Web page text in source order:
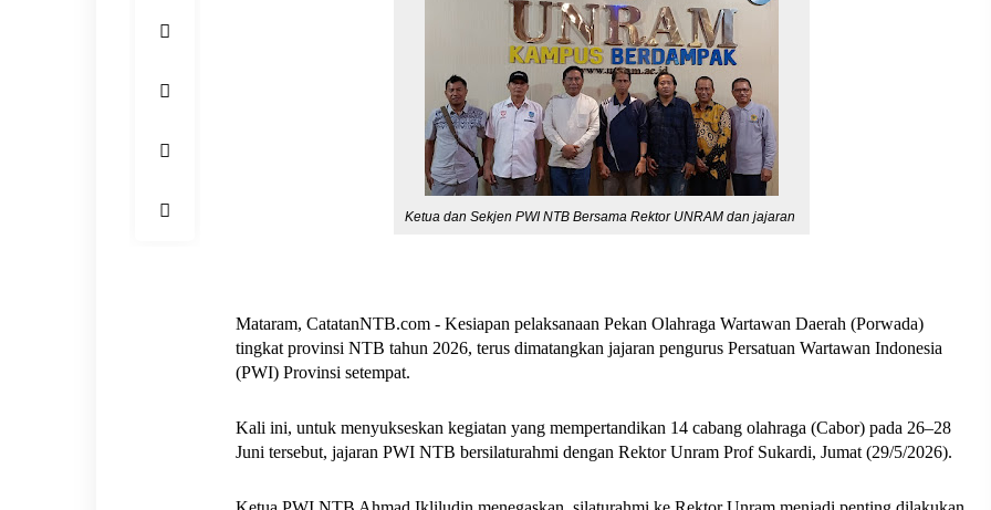
Ketua dan Sekjen PWI NTB Bersama Rektor UNRAM dan jajaran
Mataram, CatatanNTB.com - Kesiapan pelaksanaan Pekan Olahraga Wartawan Daerah (Porwada)
tingkat provinsi NTB tahun 2026, terus dimatangkan jajaran pengurus Persatuan Wartawan Indonesia
(PWI) Provinsi setempat.
Kali ini, untuk menyukseskan kegiatan yang mempertandikan 14 cabang olahraga (Cabor) pada 26–28
Juni tersebut, jajaran PWI NTB bersilaturahmi dengan Rektor Unram Prof Sukardi, Jumat (29/5/2026).